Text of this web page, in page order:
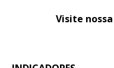
Visite